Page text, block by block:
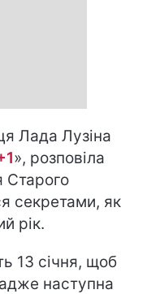
Лада Лузіна
», розповіла
Старого
секретами, як
рік.
13 січня, щоб
наступна